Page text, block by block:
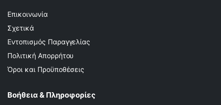
Επικοινωνία
Σχετικά
Εντοπισμός Παραγγελίας
Πολιτική Απορρήτου
Όροι και Προϋποθέσεις
Βοήθεια & Πληροφορίες